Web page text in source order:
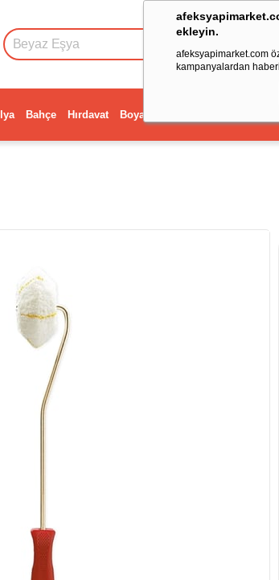
ekleyin.
afeksyapimarket.com
kampanyalardan
Bahçe Hırdavat Boya